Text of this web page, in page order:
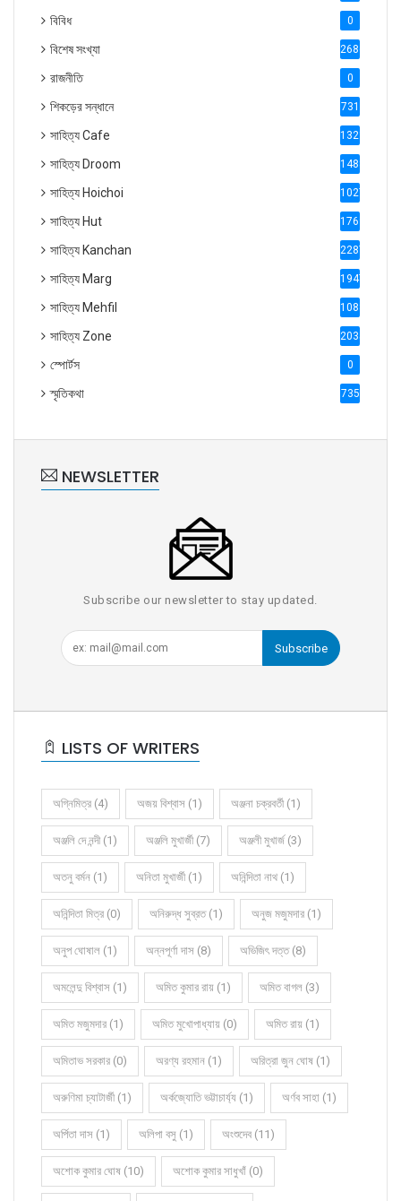
বিবিধ 0
বিশেষ সংখ্যা 2686
রাজনীতি 0
শিকড়ের সন্ধানে 731
সাহিত্য Cafe 1321
সাহিত্য Droom 1488
সাহিত্য Hoichoi 1027
সাহিত্য Hut 1769
সাহিত্য Kanchan 2287
সাহিত্য Marg 1947
সাহিত্য Mehfil 1088
সাহিত্য Zone 2035
স্পোর্টস 0
স্মৃতিকথা 735
NEWSLETTER
Subscribe our newsletter to stay updated.
Subscribe
LISTS OF WRITERS
অগ্নিমিত্র (4) অজয় বিশ্বাস (1) অঞ্জনা চক্রবর্তী (1)
অঞ্জলি দে নন্দী (1) অঞ্জলি মুখার্জী (7) অঞ্জলী মুখার্জ (3)
অতনু বর্মন (1) অনিতা মুখার্জী (1) অনিন্দিতা নাথ (1)
অনিন্দিতা মিত্র (0) অনিরুদ্ধ সুব্রত (1) অনুজ মজুমদার (1)
অনুপ ঘোষাল (1) অন্নপূর্ণা দাস (8) অভিজিৎ দত্ত (8)
অমলেন্দু বিশ্বাস (1) অমিত কুমার রায় (1) অমিত বাগল (3)
অমিত মজুমদার (1) অমিত মুখোপাধ্যায় (0) অমিত রায় (1)
অমিতাভ সরকার (0) অরণ্য রহমান (1) অরিত্রা জুন ঘোষ (1)
অরুণিমা চ্যাটার্জী (1) অর্কজ্যোতি ভট্টাচার্য্য (1) অর্ণব সাহা (1)
অর্পিতা দাস (1) অলিপা বসু (1) অংশুদেব (11)
অশোক কুমার ঘোষ (10) অশোক কুমার সাধুখাঁ (0)